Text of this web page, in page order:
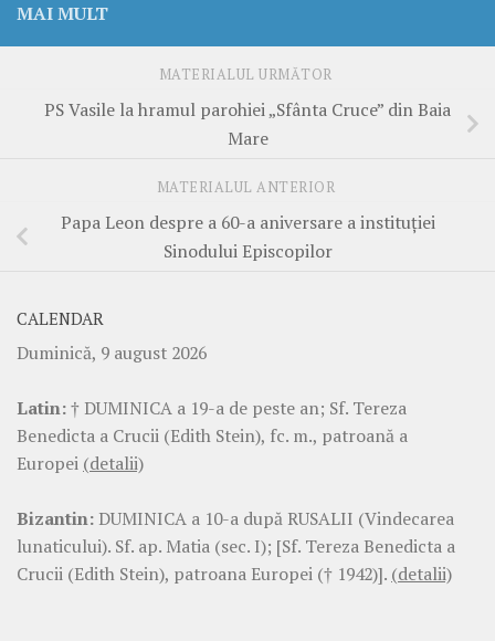
MAI MULT
MATERIALUL URMĂTOR
PS Vasile la hramul parohiei „Sfânta Cruce” din Baia
Mare
MATERIALUL ANTERIOR
Papa Leon despre a 60-a aniversare a instituției
Sinodului Episcopilor
CALENDAR
Duminică, 9 august 2026
Latin:† DUMINICA a 19-a de peste an; Sf. Tereza
Benedicta a Crucii (Edith Stein), fc. m., patroană a
Europei (detalii)
Bizantin: DUMINICA a 10-a după RUSALII (Vindecarea
lunaticului). Sf. ap. Matia (sec. I); [Sf. Tereza Benedicta a
Crucii (Edith Stein), patroana Europei († 1942)]. (detalii)